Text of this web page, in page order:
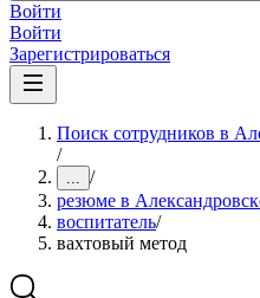
Войти
Войти
Зарегистрироваться
Поиск сотрудников в
/
... /
резюме в
воспитатель/
вахтовый метод